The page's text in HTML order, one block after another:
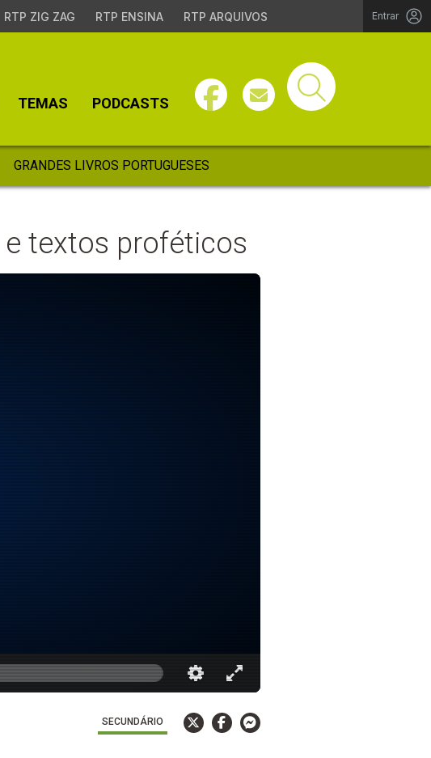
RTP ZIG ZAG RTP ENSINA RTP ARQUIVOS Entrar
TEMAS PODCASTS
GRANDES LIVROS PORTUGUESES
textos proféticos
SECUNDÁRIO